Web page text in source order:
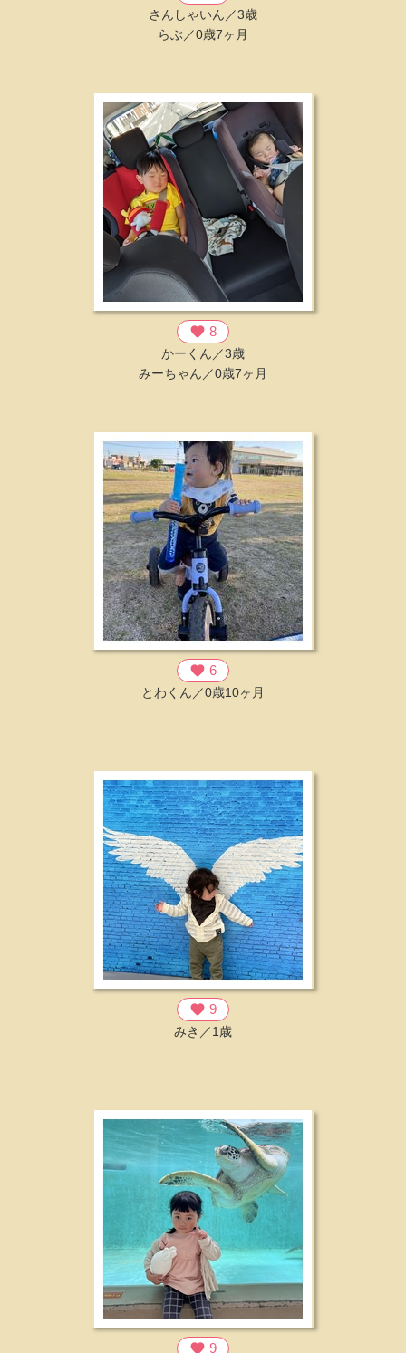
さんしゃいん／3歳
らぶ／0歳7ヶ月
favorite 8
かーくん／3歳
みーちゃん／0歳7ヶ月
favorite 6
とわくん／0歳10ヶ月
favorite 9
みき／1歳
favorite 9